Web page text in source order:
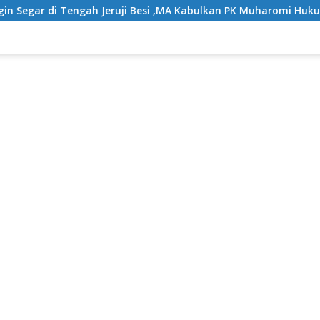
di Tengah Jeruji Besi ,MA Kabulkan PK Muharomi Hukuman